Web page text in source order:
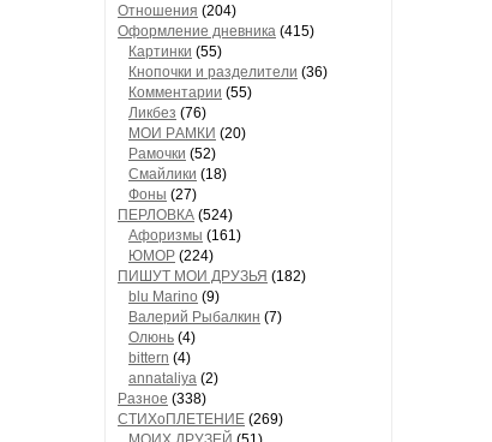
Отношения (204)
Оформление дневника (415)
Кaртинки (55)
Кнопочки и рaзделители (36)
Комментaрии (55)
Ликбез (76)
МОИ РAМКИ (20)
Рaмочки (52)
Смaйлики (18)
Фоны (27)
ПЕРЛОВКА (524)
Aфоризмы (161)
ЮМОР (224)
ПИШУТ МОИ ДРУЗЬЯ (182)
blu Marino (9)
Валерий Рыбалкин (7)
Олюнь (4)
bittern (4)
annataliya (2)
Разное (338)
СТИХоПЛЕТЕНИЕ (269)